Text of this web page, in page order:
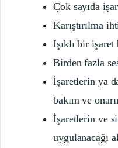
Çok sayıda
Karıştırılma
Işıklı bir işaret
Birden fazla
İşaretlerin ya
bakım ve
İşaretlerin ve
uygulanacağı